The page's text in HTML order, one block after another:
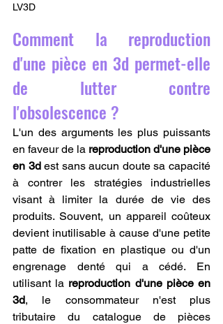
LV3D
Comment la reproduction
d'une pièce en 3d permet-elle
de lutter contre
l'obsolescence ?
L'un des arguments les plus puissants
en faveur de la reproduction d'une pièce
en 3d est sans aucun doute sa capacité
à contrer les stratégies industrielles
visant à limiter la durée de vie des
produits. Souvent, un appareil coûteux
devient inutilisable à cause d'une petite
patte de fixation en plastique ou d'un
engrenage denté qui a cédé. En
utilisant la reproduction d'une pièce en
3d, le consommateur n'est plus
tributaire du catalogue de pièces